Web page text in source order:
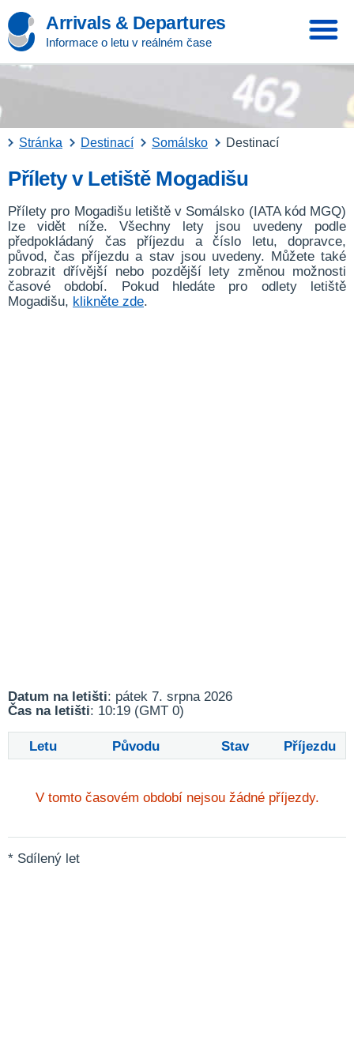
Arrivals & Departures
Informace o letu v reálném čase
Stránka Destinací Somálsko Destinací
Přílety v Letiště Mogadišu
Přílety pro Mogadišu letiště v Somálsko (IATA kód MGQ)
lze vidět níže. Všechny lety jsou uvedeny podle
předpokládaný čas příjezdu a číslo letu, dopravce,
původ, čas příjezdu a stav jsou uvedeny. Můžete také
zobrazit dřívější nebo pozdější lety změnou možnosti
časové období. Pokud hledáte pro odlety letiště
Mogadišu, klikněte zde.
Datum na letišti: pátek 7. srpna 2026
Čas na letišti: 10:19 (GMT 0)
Letu Původu Stav Příjezdu
V tomto časovém období nejsou žádné příjezdy.
* Sdílený let